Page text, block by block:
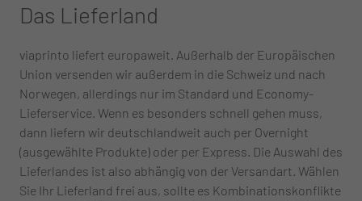
Das Lieferland
viaprinto liefert europaweit. Außerhalb der Europäischen
Union versenden wir außerdem in die Schweiz und nach
Norwegen, allerdings nur im Standard und Economy-
Lieferservice. Wenn es besonders schnell gehen muss,
dann liefern wir deutschlandweit auch per Overnight
(ausgewählte Produkte) oder per Express. Die Auswahl des
Lieferlandes ist also abhängig von der Versandart. Wählen
Sie Ihr Lieferland frei aus, sollte es Kombinationskonflikte